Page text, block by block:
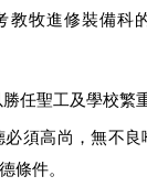
教牧進修裝備科
任聖工及學校繁
必須高尚，無不
條件。